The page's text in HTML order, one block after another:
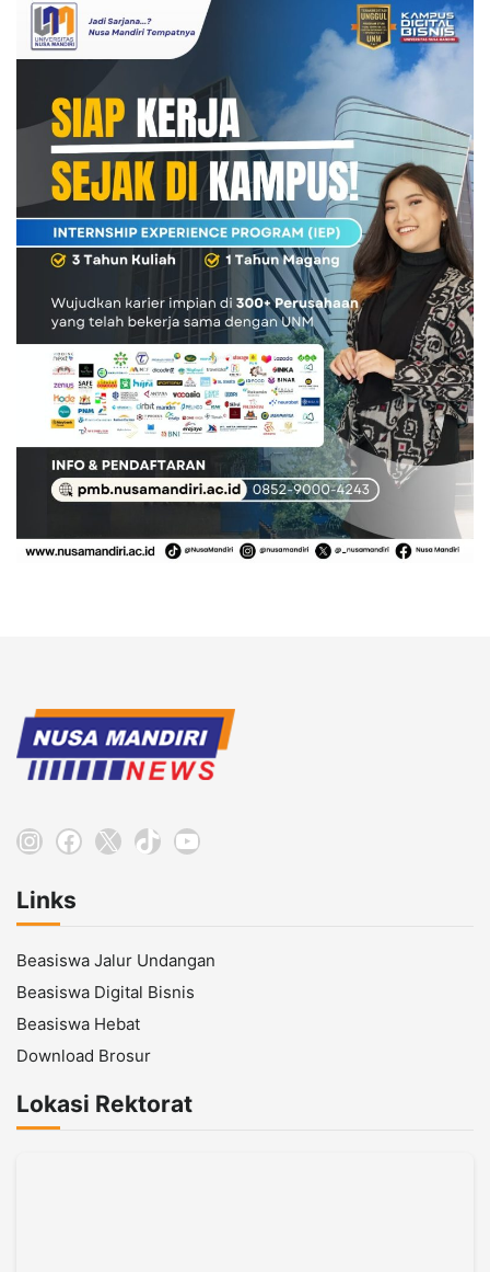
Instagram
Facebook
X TikTokYouTube
Links
Beasiswa Jalur Undangan
Beasiswa Digital Bisnis
Beasiswa Hebat
Download Brosur
Lokasi Rektorat